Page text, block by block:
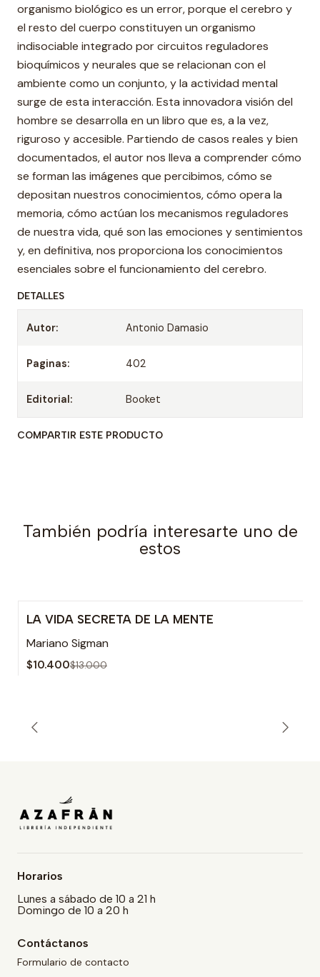
organismo biológico es un error, porque el cerebro y
el resto del cuerpo constituyen un organismo
indisociable integrado por circuitos reguladores
bioquímicos y neurales que se relacionan con el
ambiente como un conjunto, y la actividad mental
surge de esta interacción. Esta innovadora visión del
hombre se desarrolla en un libro que es, a la vez,
riguroso y accesible. Partiendo de casos reales y bien
documentados, el autor nos lleva a comprender cómo
se forman las imágenes que percibimos, cómo se
depositan nuestros conocimientos, cómo opera la
memoria, cómo actúan los mecanismos reguladores
de nuestra vida, qué son las emociones y sentimientos
y, en definitiva, nos proporciona los conocimientos
esenciales sobre el funcionamiento del cerebro.
DETALLES
Autor: Antonio Damasio
Paginas: 402
Editorial: Booket
COMPARTIR ESTE PRODUCTO
También podría interesarte uno de
estos
-20% OFF
Agotado
LA VIDA SECRETA DE LA MENTE
Mariano Sigman
$10.400$13.000
Horarios
Lunes a sábado de 10 a 21 h
Domingo de 10 a 20 h
Contáctanos
Formulario de contacto